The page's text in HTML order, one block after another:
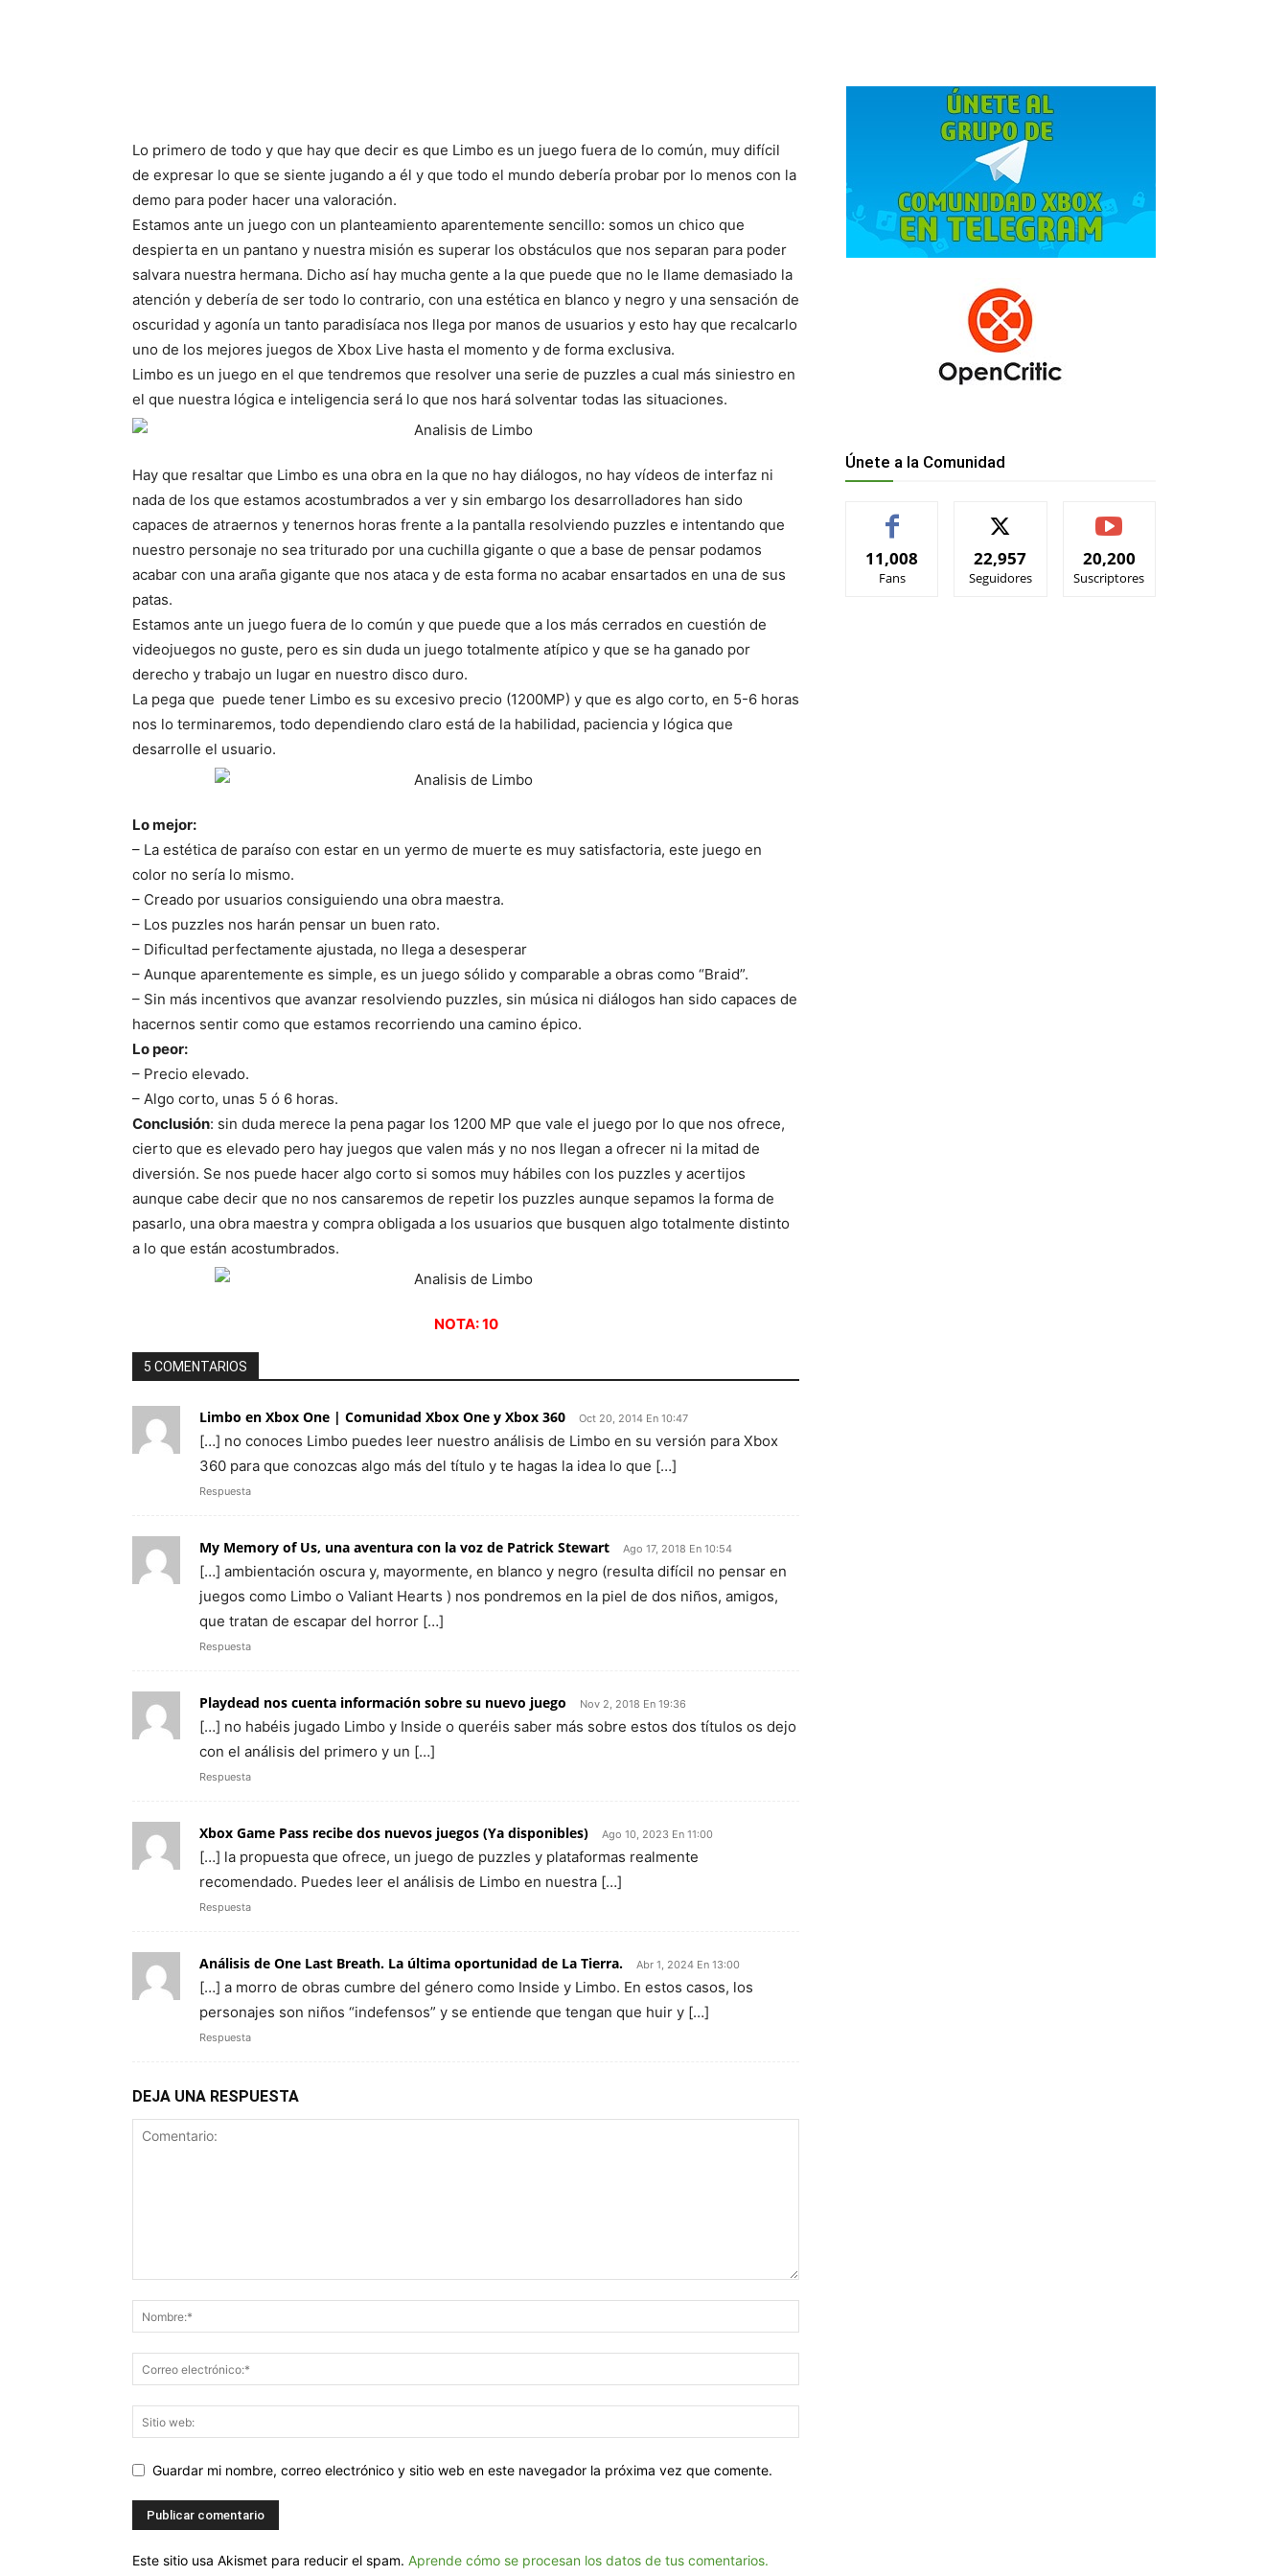
Lo primero de todo y que hay que decir es que Limbo es un juego fuera de lo común, muy difícil
de expresar lo que se siente jugando a él y que todo el mundo debería probar por lo menos con la
demo para poder hacer una valoración.
Estamos ante un juego con un planteamiento aparentemente sencillo: somos un chico que
despierta en un pantano y nuestra misión es superar los obstáculos que nos separan para poder
salvara nuestra hermana. Dicho así hay mucha gente a la que puede que no le llame demasiado la
atención y debería de ser todo lo contrario, con una estética en blanco y negro y una sensación de
oscuridad y agonía un tanto paradisíaca nos llega por manos de usuarios y esto hay que recalcarlo
uno de los mejores juegos de Xbox Live hasta el momento y de forma exclusiva.
Limbo es un juego en el que tendremos que resolver una serie de puzzles a cual más siniestro en
el que nuestra lógica e inteligencia será lo que nos hará solventar todas las situaciones.
Hay que resaltar que Limbo es una obra en la que no hay diálogos, no hay vídeos de interfaz ni
nada de los que estamos acostumbrados a ver y sin embargo los desarrolladores han sido
capaces de atraernos y tenernos horas frente a la pantalla resolviendo puzzles e intentando que
nuestro personaje no sea triturado por una cuchilla gigante o que a base de pensar podamos
acabar con una araña gigante que nos ataca y de esta forma no acabar ensartados en una de sus
patas.
Estamos ante un juego fuera de lo común y que puede que a los más cerrados en cuestión de
videojuegos no guste, pero es sin duda un juego totalmente atípico y que se ha ganado por
derecho y trabajo un lugar en nuestro disco duro.
La pega que puede tener Limbo es su excesivo precio (1200MP) y que es algo corto, en 5-6 horas
nos lo terminaremos, todo dependiendo claro está de la habilidad, paciencia y lógica que
desarrolle el usuario.
Lo mejor:
– La estética de paraíso con estar en un yermo de muerte es muy satisfactoria, este juego en
color no sería lo mismo.
– Creado por usuarios consiguiendo una obra maestra.
– Los puzzles nos harán pensar un buen rato.
– Dificultad perfectamente ajustada, no llega a desesperar
– Aunque aparentemente es simple, es un juego sólido y comparable a obras como “Braid”.
– Sin más incentivos que avanzar resolviendo puzzles, sin música ni diálogos han sido capaces de
hacernos sentir como que estamos recorriendo una camino épico.
Lo peor:
– Precio elevado.
– Algo corto, unas 5 ó 6 horas.
Conclusión: sin duda merece la pena pagar los 1200 MP que vale el juego por lo que nos ofrece,
cierto que es elevado pero hay juegos que valen más y no nos llegan a ofrecer ni la mitad de
diversión. Se nos puede hacer algo corto si somos muy hábiles con los puzzles y acertijos
aunque cabe decir que no nos cansaremos de repetir los puzzles aunque sepamos la forma de
pasarlo, una obra maestra y compra obligada a los usuarios que busquen algo totalmente distinto
a lo que están acostumbrados.
NOTA: 10
5 COMENTARIOS
Limbo en Xbox One | Comunidad Xbox One y Xbox 360 Oct 20, 2014 En 10:47
[…] no conoces Limbo puedes leer nuestro análisis de Limbo en su versión para Xbox
360 para que conozcas algo más del título y te hagas la idea lo que […]
Respuesta
My Memory of Us, una aventura con la voz de Patrick Stewart Ago 17, 2018 En 10:54
[…] ambientación oscura y, mayormente, en blanco y negro (resulta difícil no pensar en
juegos como Limbo o Valiant Hearts ) nos pondremos en la piel de dos niños, amigos,
que tratan de escapar del horror […]
Respuesta
Playdead nos cuenta información sobre su nuevo juego Nov 2, 2018 En 19:36
[…] no habéis jugado Limbo y Inside o queréis saber más sobre estos dos títulos os dejo
con el análisis del primero y un […]
Respuesta
Xbox Game Pass recibe dos nuevos juegos (Ya disponibles) Ago 10, 2023 En 11:00
[…] la propuesta que ofrece, un juego de puzzles y plataformas realmente
recomendado. Puedes leer el análisis de Limbo en nuestra […]
Respuesta
Análisis de One Last Breath. La última oportunidad de La Tierra. Abr 1, 2024 En 13:00
[…] a morro de obras cumbre del género como Inside y Limbo. En estos casos, los
personajes son niños “indefensos” y se entiende que tengan que huir y […]
Respuesta
DEJA UNA RESPUESTA
Guardar mi nombre, correo electrónico y sitio web en este navegador la próxima vez que comente.
Este sitio usa Akismet para reducir el spam. Aprende cómo se procesan los datos de tus comentarios.
Únete a la Comunidad
11,008
Fans
22,957
Seguidores
20,200
Suscriptores